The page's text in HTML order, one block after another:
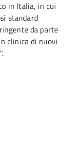
in Italia, in cui
standard
da parte
clinica di nuovi